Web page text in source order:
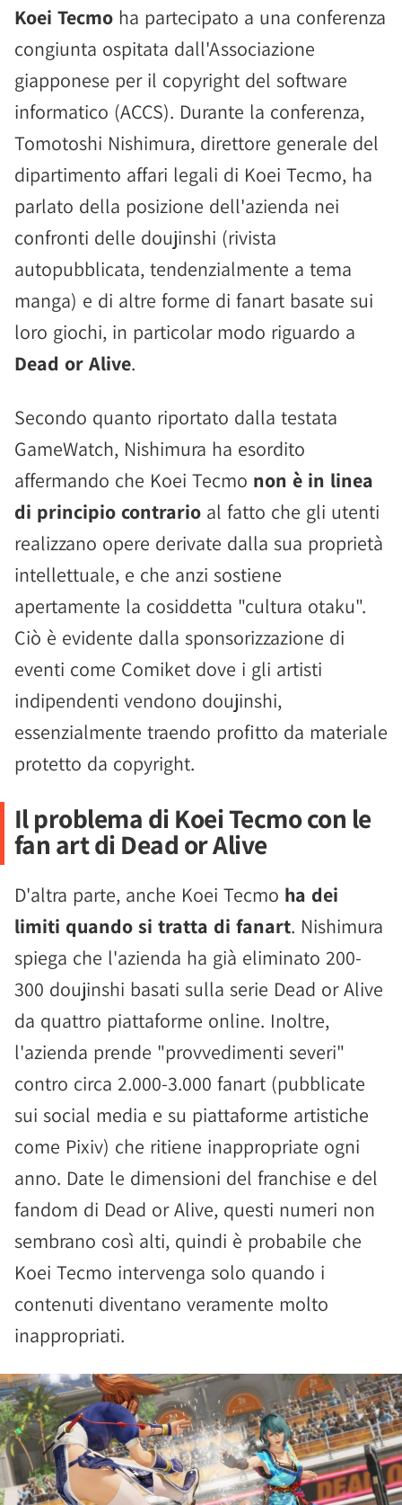
Koei Tecmo ha partecipato a una conferenza
congiunta ospitata dall'Associazione
giapponese per il copyright del software
informatico (ACCS). Durante la conferenza,
Tomotoshi Nishimura, direttore generale del
dipartimento affari legali di Koei Tecmo, ha
parlato della posizione dell'azienda nei
confronti delle doujinshi (rivista
autopubblicata, tendenzialmente a tema
manga) e di altre forme di fanart basate sui
loro giochi, in particolar modo riguardo a
Dead or Alive.
Secondo quanto riportato dalla testata
GameWatch, Nishimura ha esordito
affermando che Koei Tecmo non è in linea
di principio contrario al fatto che gli utenti
realizzano opere derivate dalla sua proprietà
intellettuale, e che anzi sostiene
apertamente la cosiddetta "cultura otaku".
Ciò è evidente dalla sponsorizzazione di
eventi come Comiket dove i gli artisti
indipendenti vendono doujinshi,
essenzialmente traendo profitto da materiale
protetto da copyright.
Il problema di Koei Tecmo con le
fan art di Dead or Alive
D'altra parte, anche Koei Tecmo ha dei
limiti quando si tratta di fanart. Nishimura
spiega che l'azienda ha già eliminato 200-
300 doujinshi basati sulla serie Dead or Alive
da quattro piattaforme online. Inoltre,
l'azienda prende "provvedimenti severi"
contro circa 2.000-3.000 fanart (pubblicate
sui social media e su piattaforme artistiche
come Pixiv) che ritiene inappropriate ogni
anno. Date le dimensioni del franchise e del
fandom di Dead or Alive, questi numeri non
sembrano così alti, quindi è probabile che
Koei Tecmo intervenga solo quando i
contenuti diventano veramente molto
inappropriati.